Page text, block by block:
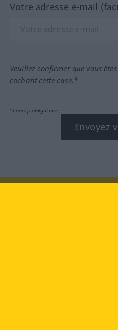
Votre adresse e-mail
Veuillez confirmer que vous
cochant cette case.*
*Champ obligatoire
Envoyez